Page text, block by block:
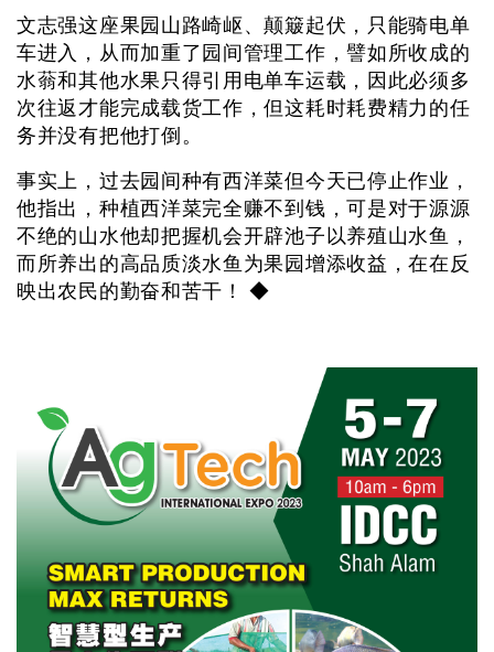
文志强这座果园山路崎岖、颠簸起伏，只能骑电单
车进入，从而加重了园间管理工作，譬如所收成的
水蓊和其他水果只得引用电单车运载，因此必须多
次往返才能完成载货工作，但这耗时耗费精力的任
务并没有把他打倒。
事实上，过去园间种有西洋菜但今天已停止作业，
他指出，种植西洋菜完全赚不到钱，可是对于源源
不绝的山水他却把握机会开辟池子以养殖山水鱼，
而所养出的高品质淡水鱼为果园增添收益，在在反
映出农民的勤奋和苦干！ ◆